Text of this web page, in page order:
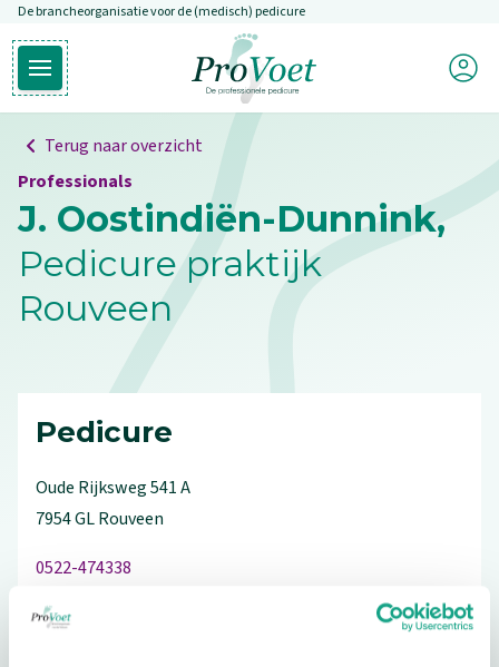
Overslaan en naar de inhoud gaan
De brancheorganisatie voor de (medisch) pedicure
Open hoofdmenu
Ga naar de homepagina
Mijn
Terug naar overzicht
Professionals
J. Oostindiën-Dunnink,
Pedicure praktijk
Rouveen
Pedicure
Oude Rijksweg541A
7954 GLRouveen
0522-474338